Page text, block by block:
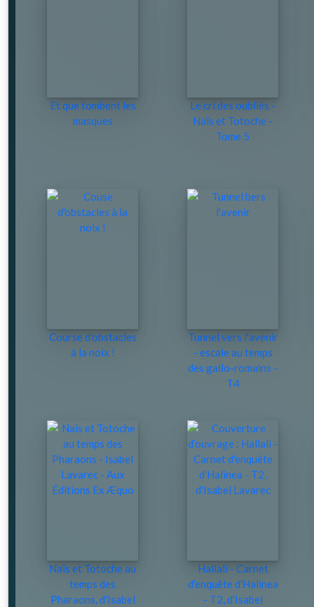
Et que tombent les
masques
Le cri des oubliés -
Naïs et Totoche -
Tome 5
Course d'obstacles
à la noix !
Tunnel vers l'avenir
- escale au temps
des gallo-romains -
T4
Naïs et Totoche au
temps des
Pharaons, d'Isabel
Hallali - Carnet
d'enquête d'Halinea
- T2, d'Isabel